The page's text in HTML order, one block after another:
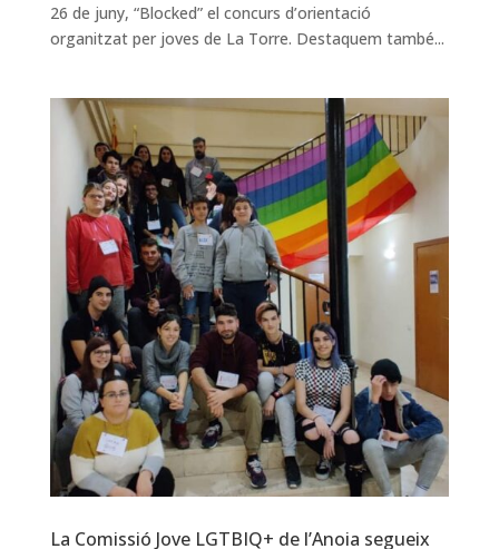
26 de juny, “Blocked” el concurs d’orientació
organitzat per joves de La Torre. Destaquem també...
La Comissió Jove LGTBIQ+ de l’Anoia segueix